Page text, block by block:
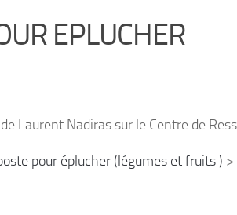
EPLUCHER
Laurent Nadiras sur le Centre de
pour éplucher (légumes et fruits ) >